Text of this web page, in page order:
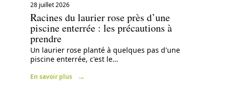
28 juillet 2026
Racines du laurier rose près d’une
piscine enterrée : les précautions à
prendre
Un laurier rose planté à quelques pas d'une
piscine enterrée, c'est le…
En savoir plus